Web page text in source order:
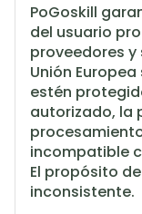
PoGoskill
del usuario
proveedores
Unión
estén
autorizado, la
incompatible
El propósito
inconsistente.